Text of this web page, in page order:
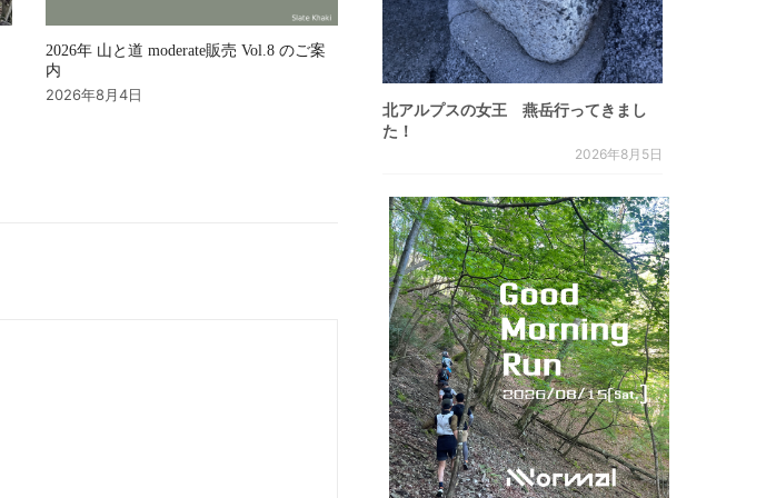
2026年 山と道 moderate販売 Vol.8 のご案
内
2026年8月4日
北アルプスの女王 燕岳行ってきまし
た！
2026年8月5日